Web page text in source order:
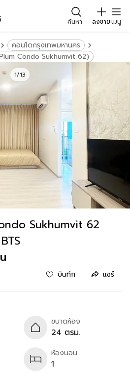
ค้นหา ลงขายเมนู
คอนโดกรุงเทพมหานคร
Condo Sukhumvit 62)
1/13
Sukhumvit 62
บันทึก แชร์
ขนาดห้อง
24 ตรม.
ห้องนอน
1